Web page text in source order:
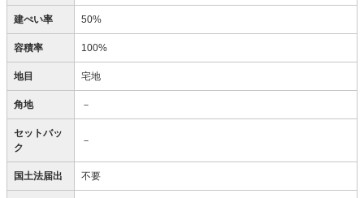
建ぺい率 50%
容積率 100%
地目 宅地
角地 －
セットバッ
ク
－
国土法届出 不要